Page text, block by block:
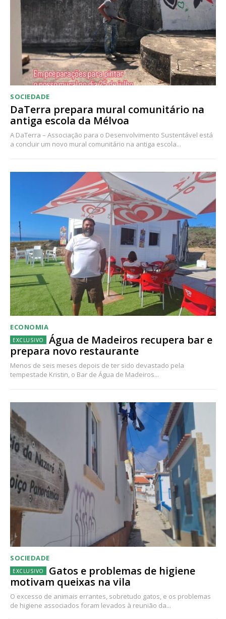
Ofertas para assinatura anual
Escolha o plano
SOCIEDADE
DaTerra prepara mural comunitário na
antiga escola da Mélvoa
A DaTerra – Associação para o Desenvolvimento Sustentável está
a concluir um novo mural comunitário na antiga escola...
ECONOMIA
Água de Madeiros recupera bar e
prepara novo restaurante
Menos de seis meses depois de ter sido devastado pela
tempestade Kristin, o Bar de Água de Madeiros...
SOCIEDADE
Gatos e problemas de higiene
motivam queixas na vila
O excesso de animais errantes, sobretudo gatos, e os problemas
de higiene associados foram levados à reunião da...